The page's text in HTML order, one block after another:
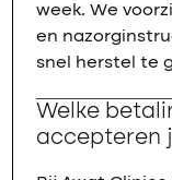
week. We
en
snel herstel te
Welke
accepteren